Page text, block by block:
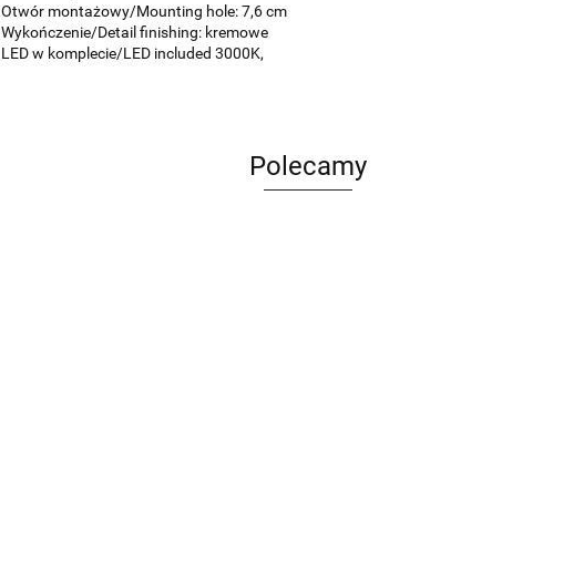
Otwór montażowy/Mounting hole: 7,6 cm
Wykończenie/Detail finishing: kremowe
LED w komplecie/LED included 3000K,
Polecamy